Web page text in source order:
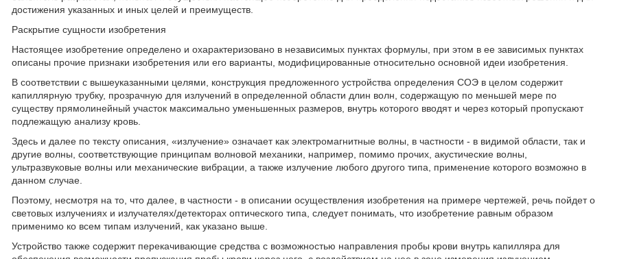
достижения указанных и иных целей и преимуществ.
Раскрытие сущности изобретения
Настоящее изобретение определено и охарактеризовано в независимых пунктах формулы, при этом в ее зависимых пунктах
описаны прочие признаки изобретения или его варианты, модифицированные относительно основной идеи изобретения.
В соответствии с вышеуказанными целями, конструкция предложенного устройства определения СОЭ в целом содержит
капиллярную трубку, прозрачную для излучений в определенной области длин волн, содержащую по меньшей мере по
существу прямолинейный участок максимально уменьшенных размеров, внутрь которого вводят и через который пропускают
подлежащую анализу кровь.
Здесь и далее по тексту описания, «излучение» означает как электромагнитные волны, в частности - в видимой области, так и
другие волны, соответствующие принципам волновой механики, например, помимо прочих, акустические волны,
ультразвуковые волны или механические вибрации, а также излучение любого другого типа, применение которого возможно в
данном случае.
Поэтому, несмотря на то, что далее, в частности - в описании осуществления изобретения на примере чертежей, речь пойдет о
световых излучениях и излучателях/детекторах оптического типа, следует понимать, что изобретение равным образом
применимо ко всем типам излучений, как указано выше.
Устройство также содержит перекачивающие средства с возможностью направления пробы крови внутрь капилляра для